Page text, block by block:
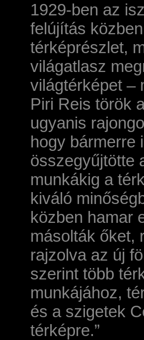
1929-ben az
felújítás
térképrészlet,
világatlasz
világtérképet –
Piri Reis török
ugyanis
hogy bármerre
összegyűjtötte
munkákig a
kiváló
közben hamar
másolták őket,
rajzolva az új
szerint több
munkájához,
és a szigetek
térképre.”